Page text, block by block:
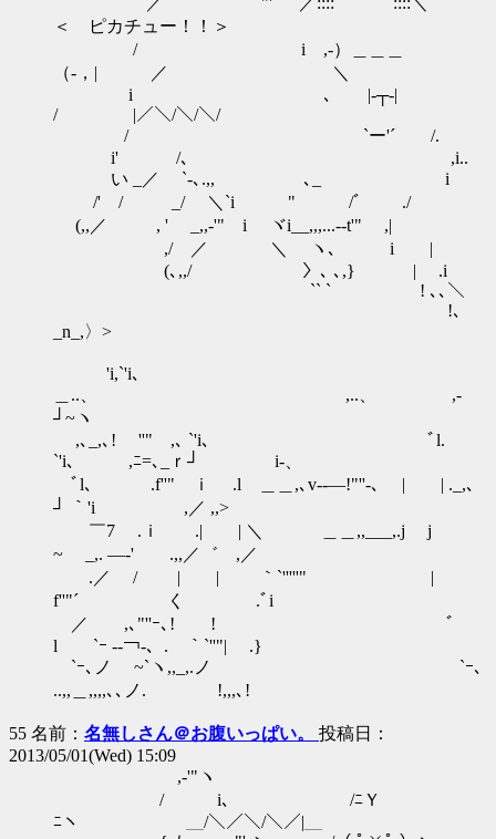
＜ ピカチュー！！＞
/ i ,-）＿＿＿
（-，| ／ ＼
i ､ |-┬-|
/ ￣|／＼/＼/＼/￣
/ `ー'´ /.
i' /､ ,i..
い _／ `-､.,, ､_ i
/' / _/ ＼`i " /ﾞ ./
(,,／ , ' _,,-'" i ヾi__,,,...--t'" ,|
,/ ／ ＼ ヽ､ i |
(､,,/ 〉､ ､,} | .i
`` ` ! ､､＼
!､
_n_,〉>
'i,`'i､
＿..、 ,..、 ,-
┘~ヽ
,､_,､! ''" ,､ `'i､ ﾞl.
`'i､ ,ﾆ=､_ｒ┘ i‐、
ﾞl､ .f''" ｉ .l ＿＿,､v-‐―!"''-､ | | ._,､
┘ ｀'i ,／ ,,>
￣7 .ｉ .| | ＼ ＿＿,,___,.j j
~ _,. ―‐' .,,／゛ ,／
.／ / | | ｀`'''''" |
f''"´ く .ﾞi
／ ,､"''ｰ､! ! ﾞ
l `ｰ -‐￢‐、. ｀`''"| .}
`ｰ､ノ ~`ヽ,,_,.ノ `ｰ､
..,,＿,,,,､､ノ. !,,,､!
55 名前： 名無しさん＠お腹いっぱい。 投稿日：
2013/05/01(Wed) 15:09
,-'"ヽ
/ i､ /ﾆＹ
ﾆヽ ＿/＼／＼/＼／|＿